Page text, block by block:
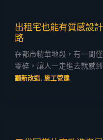
出租宅也能有質感設
路
在都市精華地段，有一間
零碎，讓人一走進去就感
翻新改造, 施工營建